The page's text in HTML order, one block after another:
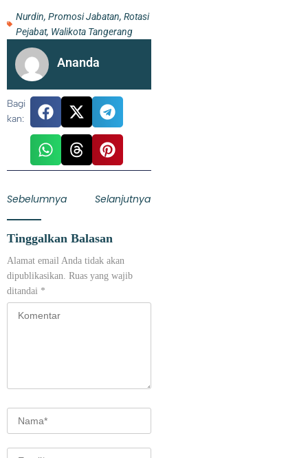
Warga
Nurdin, Promosi Jabatan, Rotasi
Pejabat, Walikota Tangerang
Ananda
Bagi
kan:
Sebelumnya Selanjutnya
Tinggalkan Balasan
Alamat email Anda tidak akan
dipublikasikan. Ruas yang wajib
ditandai *